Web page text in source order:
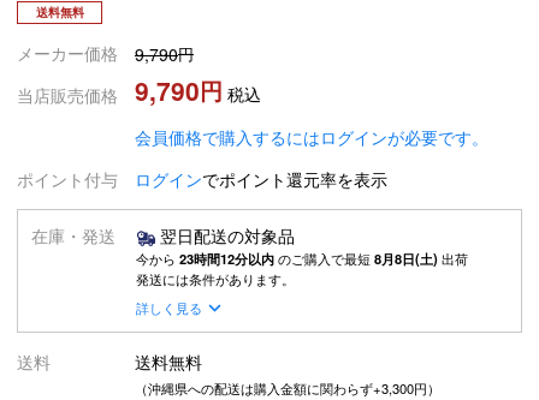
送料無料
メーカー価格
9,790
当店販売価格
9,790
税込
会員価格で購入するにはログインが必要です。
ポイント付与
ログインでポイント還元率を表示
在庫・発送 翌日配送の対象品
今から 23時間12分以内のご購入で最短8月8日(土)出荷
発送には条件があります。
詳しく見る
送料 送料無料
（沖縄県への配送は購入金額に関わらず+3,300円）